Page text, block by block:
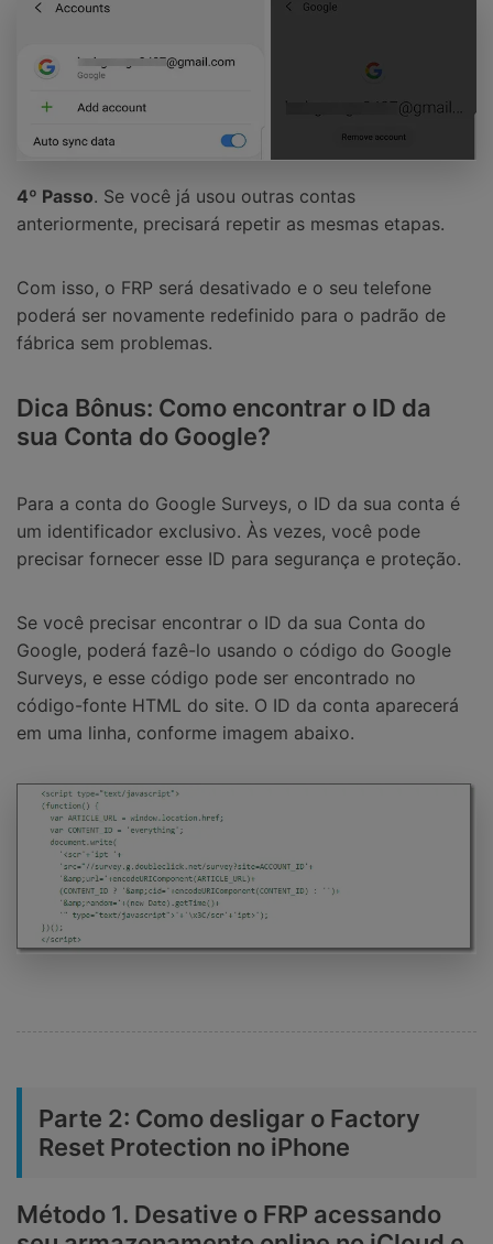
4º Passo. Se você já usou outras contas
anteriormente, precisará repetir as mesmas etapas.
Com isso, o FRP será desativado e o seu telefone
poderá ser novamente redefinido para o padrão de
fábrica sem problemas.
Dica Bônus: Como encontrar o ID da
sua Conta do Google?
Para a conta do Google Surveys, o ID da sua conta é
um identificador exclusivo. Às vezes, você pode
precisar fornecer esse ID para segurança e proteção.
Se você precisar encontrar o ID da sua Conta do
Google, poderá fazê-lo usando o código do Google
Surveys, e esse código pode ser encontrado no
código-fonte HTML do site. O ID da conta aparecerá
em uma linha, conforme imagem abaixo.
Parte 2: Como desligar o Factory
Reset Protection no iPhone
Método 1. Desative o FRP acessando